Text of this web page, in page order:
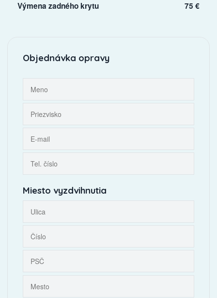
Výmena zadného krytu 75 €
Objednávka opravy
Miesto vyzdvihnutia